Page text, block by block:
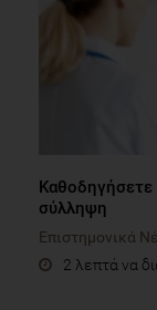
Καθοδηγήσετε
σύλληψη
Επιστημονικά
2 λεπτά να